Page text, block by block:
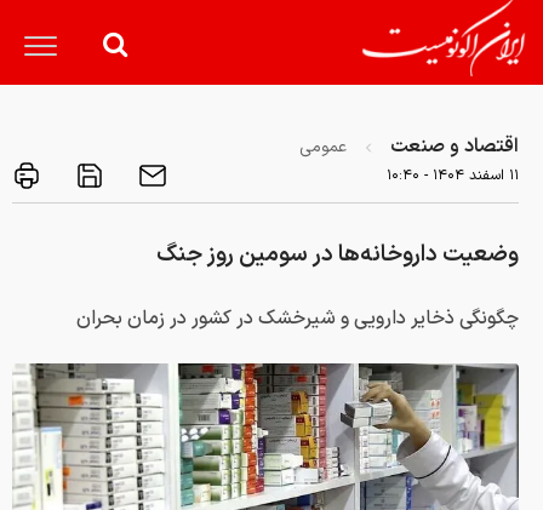
اقتصاد و صنعت عمومی
۱۱ اسفند ۱۴۰۴ - ۱۰:۴۰
وضعیت داروخانه‌ها در سومین روز جنگ
چگونگی ذخایر دارویی و شیرخشک در کشور در زمان بحران